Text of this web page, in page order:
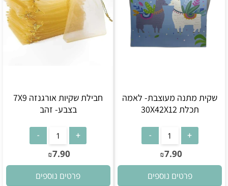
שקית מתנה מעוצבת- לאמה
תכלת 30X42X12
₪7.90
פרטים נוספים
חבילת שקיות אורגנזה 7X9
בצבע- זהב
₪7.90
פרטים נוספים